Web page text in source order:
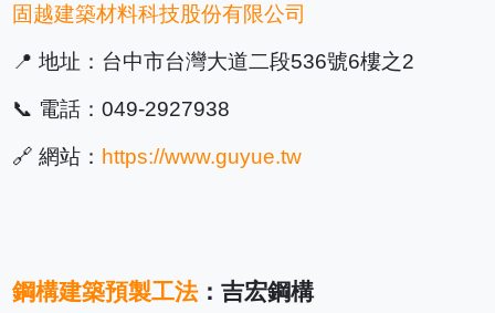
固越建築材料科技股份有限公司
📍 地址：台中市台灣大道二段536號6樓之2
📞 電話：049-2927938
🔗 網站： https://www.guyue.tw
鋼構建築預製工法：吉宏鋼構